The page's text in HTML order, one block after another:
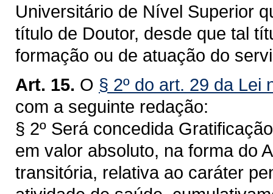
Universitário de Nível Superior
título de Doutor, desde que tal
formação ou de atuação do
Art. 15. O § 2º do art. 29 da Lei
com a seguinte redação:
§ 2º Será concedida
em valor absoluto, na forma do
transitória, relativa ao caráter